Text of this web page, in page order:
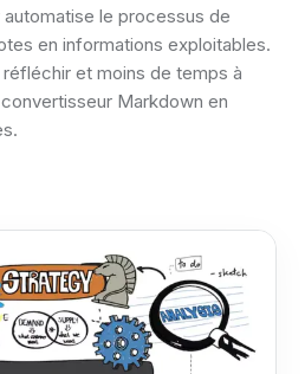
le processus de
en informations exploitables.
et moins de temps à
Markdown en